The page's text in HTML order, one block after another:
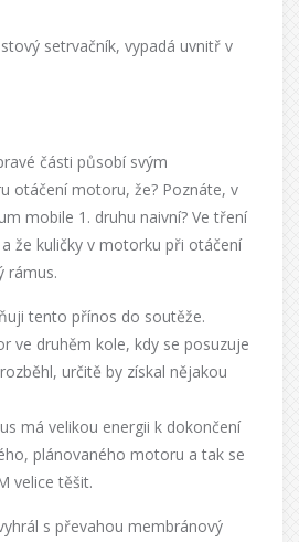
setrvačník, vypadá uvnitř v
části působí svým
otáčení motoru, že? Poznáte, v
mobile 1. druhu naivní? Ve tření
že kuličky v motorku při otáčení
rámus.
tento přínos do soutěže.
ve druhěm kole, kdy se posuzuje
určitě by získal nějakou
má velikou energii k dokončení
plánovaného motoru a tak se
velice těšit.
s převahou membránový